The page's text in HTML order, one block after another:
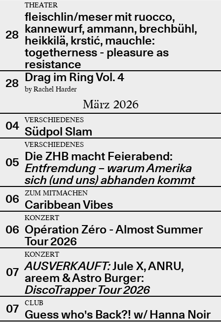
28
THEATER
fleischlin/meser mit ruocco,
kannewurf, ammann, brechbühl,
heikkilä, krstić, mauchle:
togetherness - pleasure as
resistance
28 Drag im Ring Vol. 4
by Rachel Harder
März 2026
04 VERSCHIEDENES
Südpol Slam
05
VERSCHIEDENES
Die ZHB macht Feierabend:
Entfremdung – warum Amerika
sich (und uns) abhanden kommt
06
ZUM MITMACHEN
Caribbean Vibes
06
KONZERT
Opération Zéro - Almost Summer
Tour 2026
07
KONZERT
AUSVERKAUFT:Jule X, ANRU,
areem & Astro Burger:
DiscoTrapper Tour 2026
07
CLUB
Guess who's Back?! w/ Hanna Noir